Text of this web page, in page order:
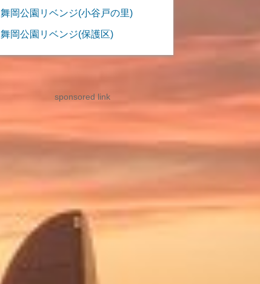
舞岡公園リベンジ(小谷戸の里)
舞岡公園リベンジ(保護区)
sponsored link